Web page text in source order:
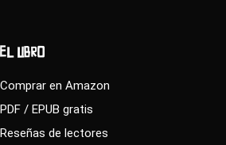
EL LIBRO
Comprar en Amazon
PDF / EPUB gratis
Reseñas de lectores